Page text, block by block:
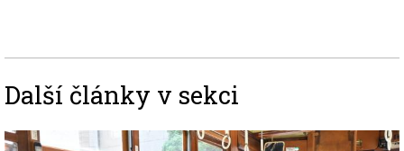
Další články v sekci
Image